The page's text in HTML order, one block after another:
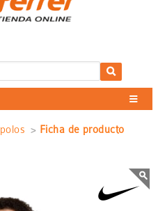
Ficha de producto